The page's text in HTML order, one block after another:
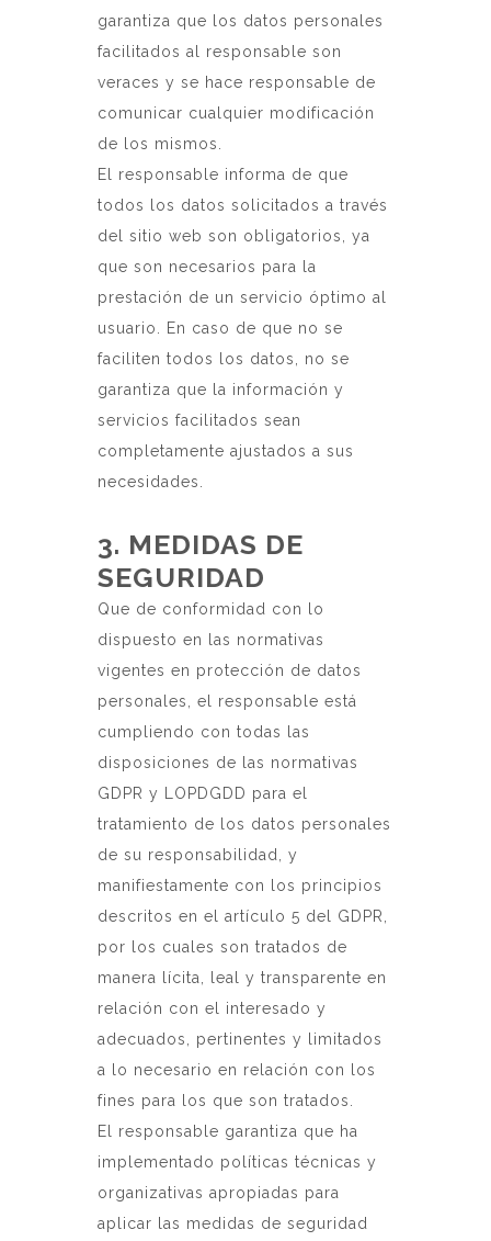
garantiza que los datos personales
facilitados al responsable son
veraces y se hace responsable de
comunicar cualquier modificación
de los mismos.
El responsable informa de que
todos los datos solicitados a través
del sitio web son obligatorios, ya
que son necesarios para la
prestación de un servicio óptimo al
usuario. En caso de que no se
faciliten todos los datos, no se
garantiza que la información y
servicios facilitados sean
completamente ajustados a sus
necesidades.
3. MEDIDAS DE
SEGURIDAD
Que de conformidad con lo
dispuesto en las normativas
vigentes en protección de datos
personales, el responsable está
cumpliendo con todas las
disposiciones de las normativas
GDPR y LOPDGDD para el
tratamiento de los datos personales
de su responsabilidad, y
manifiestamente con los principios
descritos en el artículo 5 del GDPR,
por los cuales son tratados de
manera lícita, leal y transparente en
relación con el interesado y
adecuados, pertinentes y limitados
a lo necesario en relación con los
fines para los que son tratados.
El responsable garantiza que ha
implementado políticas técnicas y
organizativas apropiadas para
aplicar las medidas de seguridad